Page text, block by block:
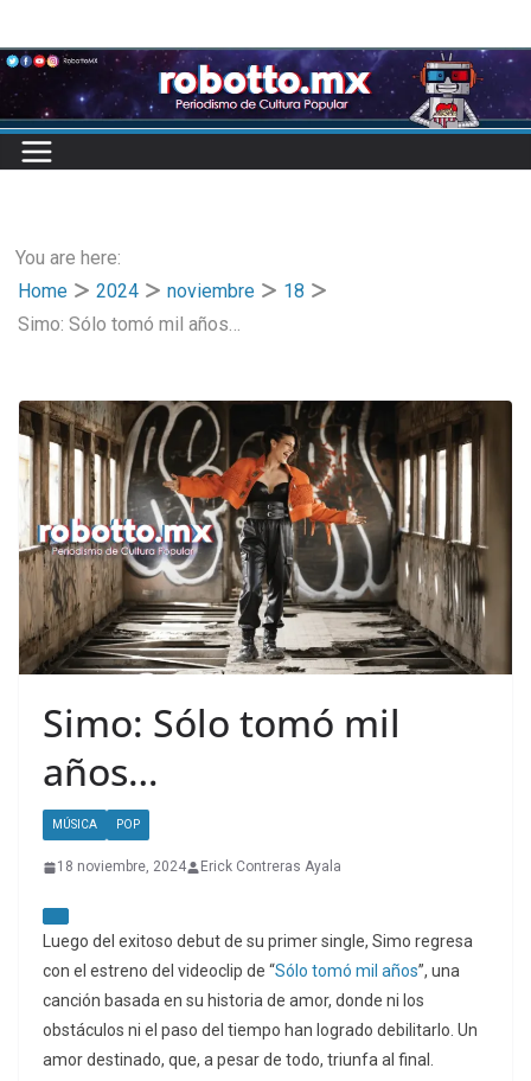
to
content
You are here:
Home
2024 noviembre
18
Simo: Sólo tomó mil años…
Simo: Sólo tomó mil
años…
MÚSICA POP
18 noviembre, 2024 Erick Contreras Ayala
Luego del exitoso debut de su primer single, Simo regresa
con el estreno del videoclip de “Sólo tomó mil años”, una
canción basada en su historia de amor, donde ni los
obstáculos ni el paso del tiempo han logrado debilitarlo. Un
amor destinado, que, a pesar de todo, triunfa al final.